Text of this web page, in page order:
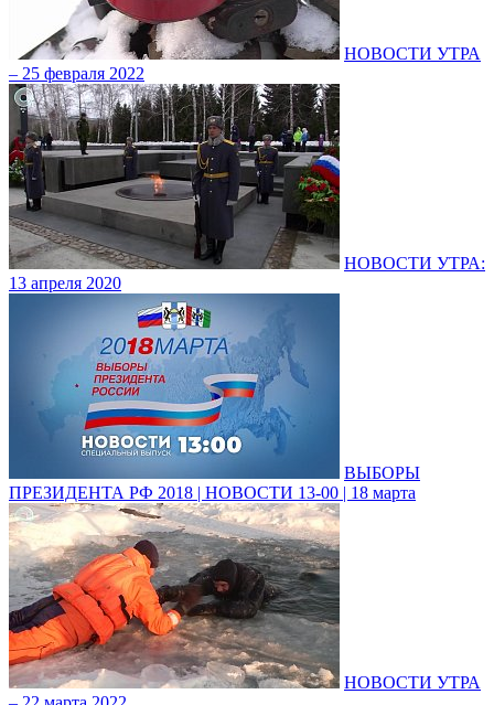
НОВОСТИ УТРА
– 25 февраля 2022
НОВОСТИ УТРА:
13 апреля 2020
ВЫБОРЫ
ПРЕЗИДЕНТА РФ 2018 | НОВОСТИ 13-00 | 18 марта
НОВОСТИ УТРА